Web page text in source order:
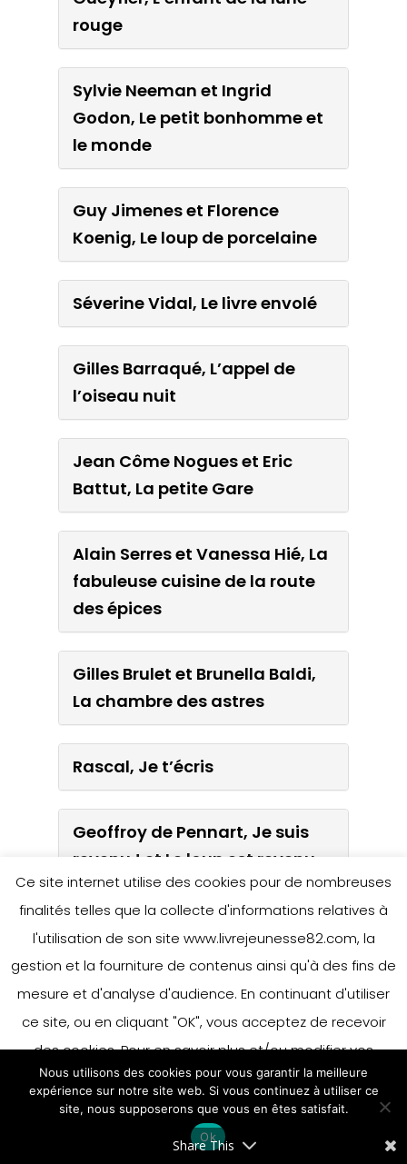
deux fois
Pierre Coran et Judith
Gueyfier, L’enfant de la lune
rouge
Sylvie Neeman et Ingrid
Godon, Le petit bonhomme
et le monde
Guy Jimenes et Florence
Koenig, Le loup de
porcelaine
Séverine Vidal, Le livre
envolé
Gilles Barraqué, L’appel de
l’oiseau nuit
Jean Côme Nogues et Eric
Battut, La petite Gare
Alain Serres et Vanessa Hié,
La fabuleuse cuisine de la
route des épices
Gilles Brulet et Brunella
Baldi, La chambre des
astres
Rascal, Je t’écris
Geoffroy de Pennart, Je suis
revenu ! et Le loup est
revenu
Gilles Barraqué et Gaëtan
rouge
Sylvie Neeman et Ingrid
Godon, Le petit bonhomme et
le monde
Guy Jimenes et Florence
Koenig, Le loup de porcelaine
Séverine Vidal, Le livre envolé
Gilles Barraqué, L’appel de
l’oiseau nuit
Jean Côme Nogues et Eric
Battut, La petite Gare
Alain Serres et Vanessa Hié, La
fabuleuse cuisine de la route
des épices
Gilles Brulet et Brunella Baldi,
La chambre des astres
Rascal, Je t’écris
Geoffroy de Pennart, Je suis
revenu ! et Le loup est revenu
Gilles Barraqué et Gaëtan
Doremus, Une histoire à toutes
Du bout de mes doigts, Jorge
Lujan et Mandana Sadat
Didgeridoo, Frédérique Marais
Ce site internet utilise des cookies pour de nombreuses
finalités telles que la collecte d'informations relatives à
l'utilisation de son site www.livrejeunesse82.com, la
gestion et la fourniture de contenus ainsi qu'à des fins de
mesure et d'analyse d'audience. En continuant d'utiliser
ce site, ou en cliquant "OK", vous acceptez de recevoir
des cookies. Pour en savoir plus et/ou modifier vos
préférences en matière de cookies, merci de vous référer
à notre politique sur les cookies.
Accepter
En savoir plus
Share This
Nous utilisons des cookies pour vous garantir la meilleure
expérience sur notre site web. Si vous continuez à utiliser ce
site, nous supposerons que vous en êtes satisfait.
Ok